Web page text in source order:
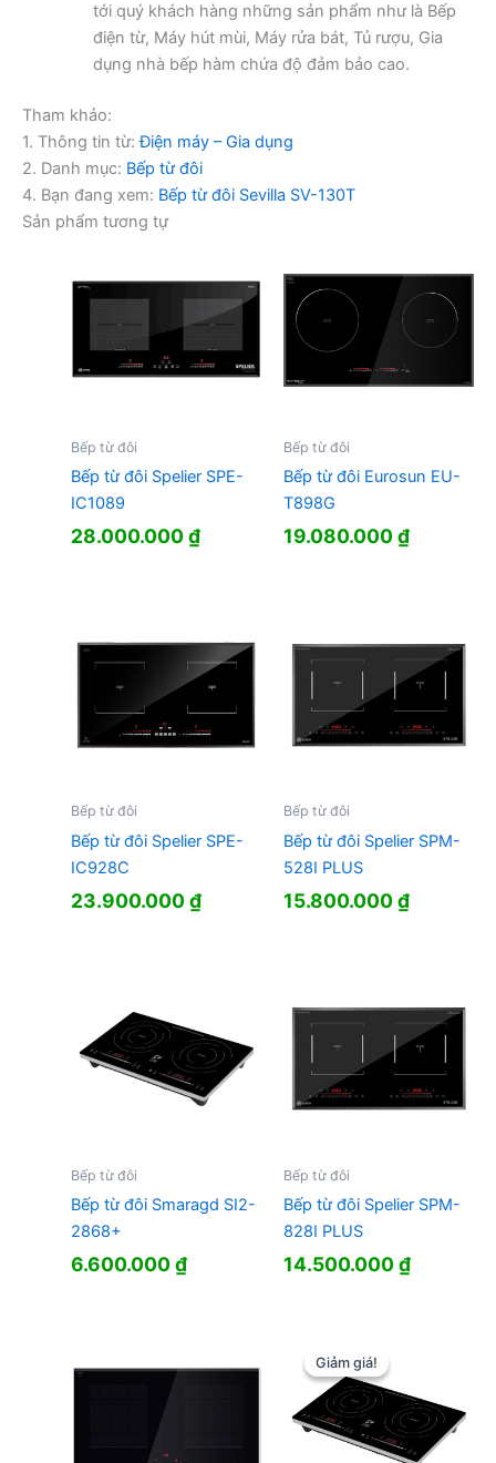
tới quý khách hàng những sản phẩm như là Bếp
điện từ, Máy hút mùi, Máy rửa bát, Tủ rượu, Gia
dụng nhà bếp hàm chứa độ đảm bảo cao.
Tham khảo:
1. Thông tin từ:Điện máy – Gia dụng
2. Danh mục: Bếp từ đôi
4. Bạn đang xem: Bếp từ đôi Sevilla SV-130T
Sản phẩm tương tự
Bếp từ đôi
Bếp từ đôi Spelier SPE-
IC1089
28.000.000₫
Bếp từ đôi
Bếp từ đôi Eurosun EU-
T898G
19.080.000₫
Bếp từ đôi
Bếp từ đôi Spelier SPE-
IC928C
23.900.000₫
Bếp từ đôi
Bếp từ đôi Spelier SPM-
528I PLUS
15.800.000₫
Bếp từ đôi
Bếp từ đôi Smaragd SI2-
2868+
6.600.000₫
Bếp từ đôi
Bếp từ đôi Spelier SPM-
828I PLUS
14.500.000₫
Giảm giá!
Giảm giá!